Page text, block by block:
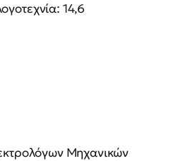
14,6
Μηχανικών